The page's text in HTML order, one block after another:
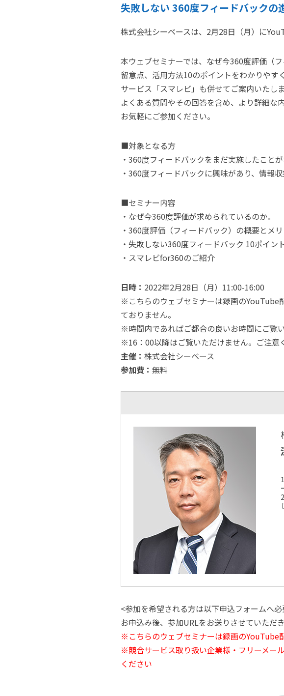
失敗しない 360度フィードバック
株式会社シーベースは、2月28日（月）に
本ウェブセミナーでは、なぜ今360度評価（
留意点、活用方法10のポイントをわかりやす
サービス「スマレビ」も併せてご案内いたしま
よくある質問やその回答を含め、より詳細な
お気軽にご参加ください。
■対象となる方
・360度フィードバックをまだ実施したこと
・360度フィードバックに興味があり、情報
■セミナー内容
・なぜ今360度評価が求められているのか。
・360度評価（フィードバック）の概要とメ
・失敗しない360度フィードバック 10ポイン
・スマレビfor360のご紹介
日時： 2022年2月28日（月）11:00-16:00
※こちらのウェブセミナーは録画のYouTube
ておりません。
※時間内であればご都合の良いお時間にご覧
※16：00以降はご覧いただけません。ご注意
主催： 株式会社シーベース
参加費： 無料
<参加を希望される方は以下申込フォームへ
お申込み後、参加URLをお送りさせていただき
※こちらのウェブセミナーは録画のYouTube
※競合サービス取り扱い企業様・フリーメー
ください